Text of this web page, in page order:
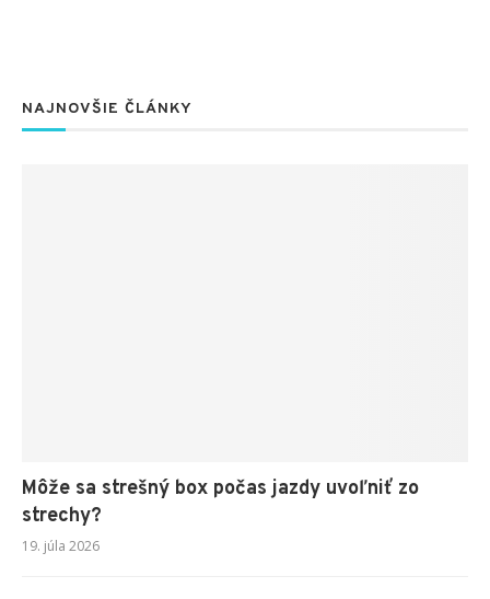
NAJNOVŠIE ČLÁNKY
Môže sa strešný box počas jazdy uvoľniť zo
strechy?
19. júla 2026